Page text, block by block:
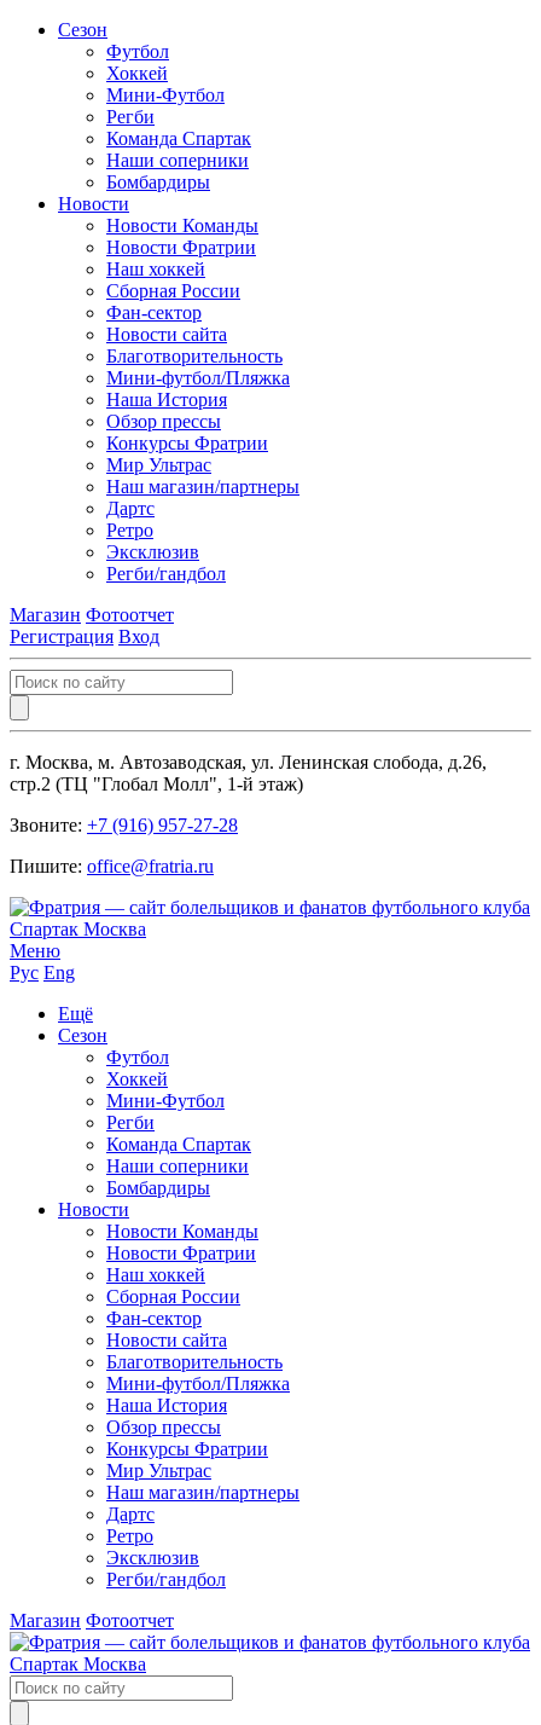
Сезон
Футбол
Хоккей
Мини-Футбол
Регби
Команда Спартак
Наши соперники
Бомбардиры
Новости
Новости Команды
Новости Фратрии
Наш хоккей
Сборная России
Фан-cектор
Новости сайта
Благотворительность
Мини-футбол/Пляжка
Наша История
Обзор прессы
Конкурсы Фратрии
Мир Ультрас
Наш магазин/партнеры
Дартс
Ретро
Эксклюзив
Регби/гандбол
Магазин Фотоотчет
Регистрация Вход
г. Москва, м. Автозаводская, ул. Ленинская слобода, д.26,
стр.2 (ТЦ "Глобал Молл", 1-й этаж)
Звоните: +7 (916) 957-27-28
Пишите: office@fratria.ru
Меню
Рус Eng
Ещё
Сезон
Футбол
Хоккей
Мини-Футбол
Регби
Команда Спартак
Наши соперники
Бомбардиры
Новости
Новости Команды
Новости Фратрии
Наш хоккей
Сборная России
Фан-cектор
Новости сайта
Благотворительность
Мини-футбол/Пляжка
Наша История
Обзор прессы
Конкурсы Фратрии
Мир Ультрас
Наш магазин/партнеры
Дартс
Ретро
Эксклюзив
Регби/гандбол
Магазин Фотоотчет